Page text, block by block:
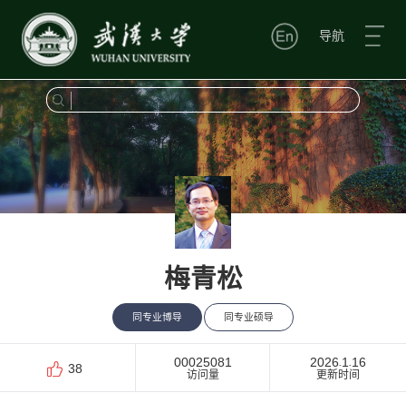
导航
梅青松
同专业博导 同专业硕导
38 00025081
访问量
2026-1-16
更新时间